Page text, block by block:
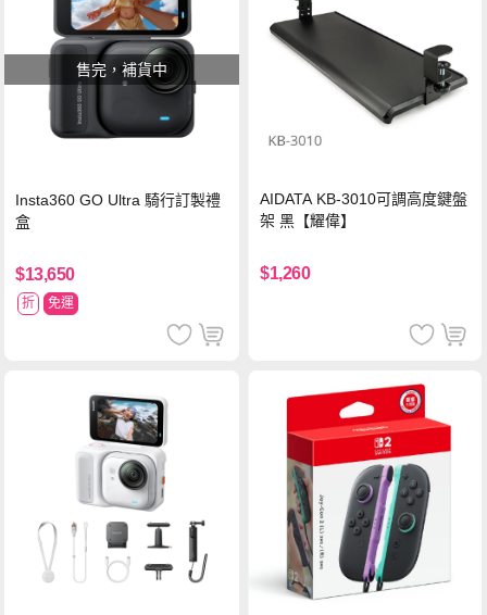
售完，補貨中
Insta360 GO Ultra 騎行訂製禮
盒
$13,650
折 免運
AIDATA KB-3010可調高度鍵盤
架 黑【耀偉】
$1,260